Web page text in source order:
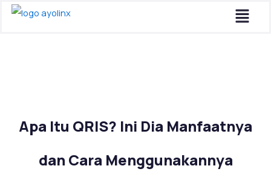
Lewati
Menu
Apa Itu QRIS? Ini Dia Manfaatnya
dan Cara Menggunakannya